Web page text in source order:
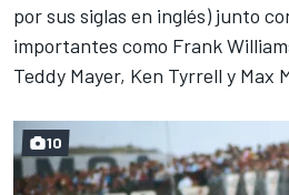
por sus siglas en inglés) junto
importantes como Frank
Teddy Mayer, Ken Tyrrell y Max
10